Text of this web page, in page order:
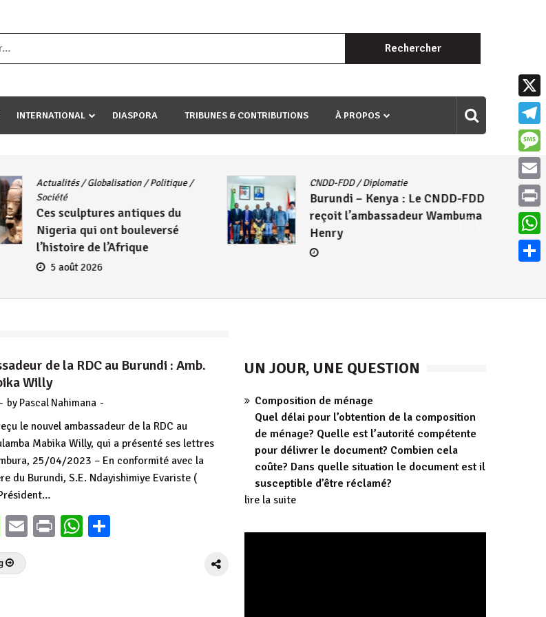
wawe canke igihugu cakwibarutse .Wewe uri ngaha ndagusigiye iki kibazo : Uriko ukora iki kugira ngo
Rechercher :
INTERNATIONAL DIASPORA TRIBUNES & CONTRIBUTIONS À PROPOS
Actualités/Globalisation/Politique/
Société
Ces sculptures antiques du
Nigeria qui ont bouleversé
l’histoire de l’Afrique
5 août 2026
CNDD-FDD/Diplomatie
Burundi – Kenya : Le CNDD-FDD
reçoit l’ambassadeur Wambuma
Henry
de la RDC au Burundi : Amb.
Willy
- by Pascal Nahimana -
le nouvel ambassadeur de la RDC au
Mabika Willy, qui a présenté ses lettres
25/04/2023 – En conformité avec la
du Burundi, S.E. Ndayishimiye Evariste (
Message
EmailPrintWhatsApp
UN JOUR, UNE QUESTION
Composition de ménage
Quel délai pour l’obtention de la composition
de ménage? Quelle est l’autorité compétente
pour délivrer le document? Combien cela
coûte? Dans quelle situation le document est il
susceptible d’être réclamé?
lire la suite
X
Email
Print